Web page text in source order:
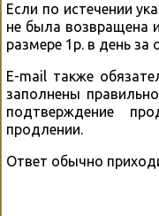
Если по истечении
не была возвращена
размере 1р. в день за
E-mail также
заполнены
подтверждение
продлении.
Ответ обычно